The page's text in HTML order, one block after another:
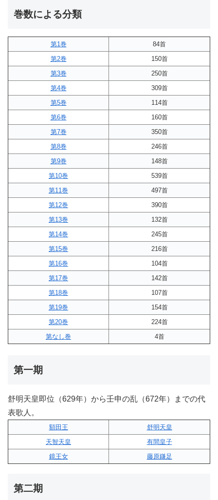
巻数による分類
第1巻
84首
第2巻
150首
第3巻
250首
第4巻
309首
第5巻
114首
第6巻
160首
第7巻
350首
第8巻
246首
第9巻
148首
第10巻
539首
第11巻
497首
第12巻
390首
第13巻
132首
第14巻
245首
第15巻
216首
第16巻
104首
第17巻
142首
第18巻
107首
第19巻
154首
第20巻
224首
第なし巻
4首
第一期
舒明天皇即位（629年）から壬申の乱（672年）までの代
表歌人。
額田王
舒明天皇
天智天皇
有間皇子
鏡王女
藤原鎌足
第二期